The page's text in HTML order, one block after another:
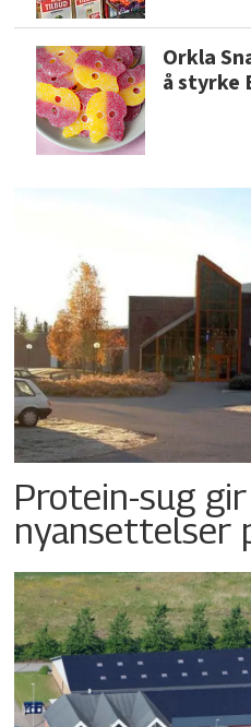
Orkla
å styrke
Protein-sug
nyansettelser